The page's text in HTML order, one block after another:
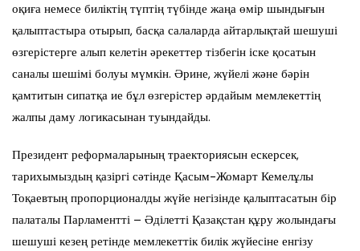
оқиға немесе биліктің түптің түбінде жаңа өмір шындығын
қалыптастыра отырып, басқа салаларда айтарлықтай шешуші
өзгерістерге алып келетін әрекеттер тізбегін іске қосатын
саналы шешімі болуы мүмкін. Әрине, жүйелі және бәрін
қамтитын сипатқа ие бұл өзгерістер әрдайым мемлекеттің
жалпы даму логикасынан туындайды.
Президент реформаларының траекториясын ескерсек,
тарихымыздың қазіргі сәтінде Қасым-Жомарт Кемелұлы
Тоқаевтың пропорционалды жүйе негізінде қалыптасатын бір
палаталы Парламентті – Әділетті Қазақстан құру жолындағы
шешуші кезең ретінде мемлекеттік билік жүйесіне енгізу